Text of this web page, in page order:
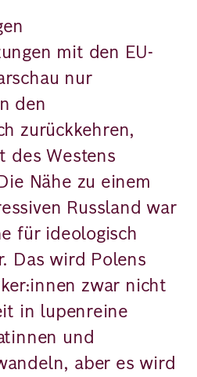
mit den EU-
nur
den
zurückkehren,
des Westens
Nähe zu einem
Russland war
für ideologisch
Das wird Polens
zwar nicht
in lupenreine
und
aber es wird